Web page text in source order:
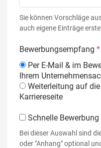
Sie können Vorschläge
auch eigene Einträge
Bewerbungsempfang *
Per E-Mail & im
Ihrem
Weiterleitung auf
Karriereseite
Schnelle
Bei dieser Auswahl sind
oder "Anhang" optional